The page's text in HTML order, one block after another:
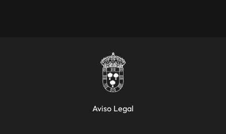
Aviso Legal